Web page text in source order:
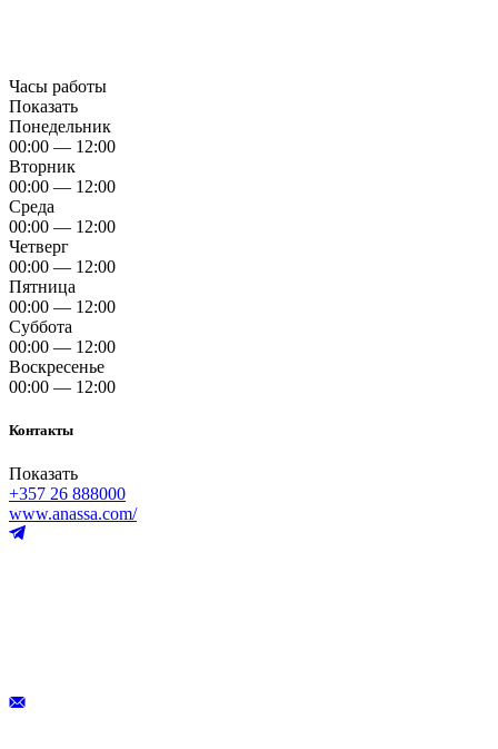
Часы работы
Показать
Понедельник
00:00 — 12:00
Вторник
00:00 — 12:00
Среда
00:00 — 12:00
Четверг
00:00 — 12:00
Пятница
00:00 — 12:00
Суббота
00:00 — 12:00
Воскресенье
00:00 — 12:00
Контакты
Показать
+357 26 888000
www.anassa.com/